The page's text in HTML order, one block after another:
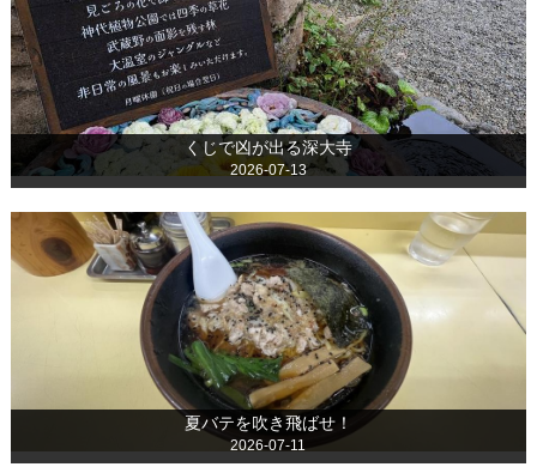
くじで凶が出る深大寺
2026-07-13
夏バテを吹き飛ばせ！
2026-07-11